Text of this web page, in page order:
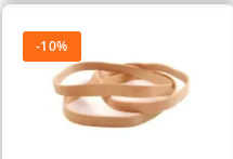
-10%